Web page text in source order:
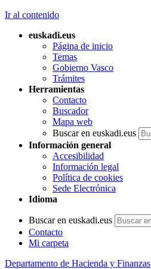
Ir al contenido
euskadi.eus
Página de inicio
Temas
Gobierno Vasco
Trámites
Herramientas
Contacto
Buscador
Mapa web
Buscar en euskadi.eus
Información general
Accesibilidad
Información legal
Política de cookies
Sede Electrónica
Idioma
Buscar en euskadi.eus
Contacto
Mi carpeta
Departamento de Hacienda y Finanzas